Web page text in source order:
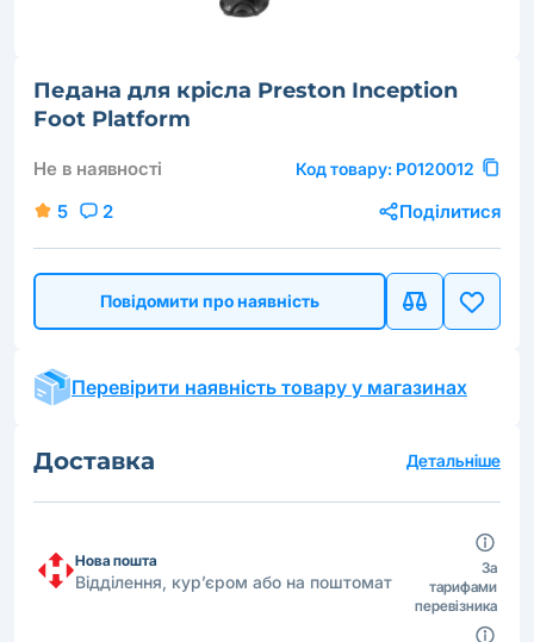
Педана для крісла Preston Inception
Foot Platform
Не в наявності Код товару: P0120012
5 2 Поділитися
Повідомити про наявність
Перевірити наявність товару у магазинах
Доставка Детальніше
Нова пошта
Відділення, кур’єром або на поштомат
За
тарифами
перевізника